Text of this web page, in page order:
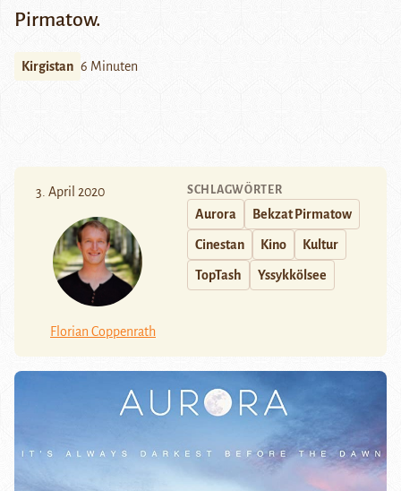
Pirmatow.
Kirgistan 6 Minuten
3. April 2020
Florian Coppenrath
SCHLAGWÖRTER
Aurora Bekzat Pirmatow
Cinestan Kino Kultur
TopTash Yssykkölsee